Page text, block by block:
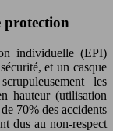
protection
individuelle (EPI)
et un casque
les
hauteur (utilisation
70% des accidents
dus au non-respect